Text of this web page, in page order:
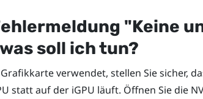
"‍Keine
soll ich tun?
verwendet, stellen Sie sicher,
statt auf der iGPU läuft. Öffnen Sie die